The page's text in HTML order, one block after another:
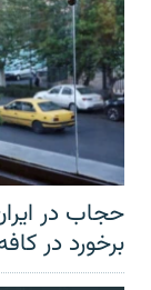
حجاب در
برخورد در